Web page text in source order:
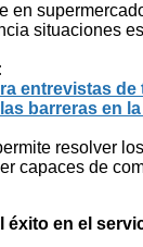
en
situaciones
entrevistas
barreras en
resolver
capaces de
éxito en el